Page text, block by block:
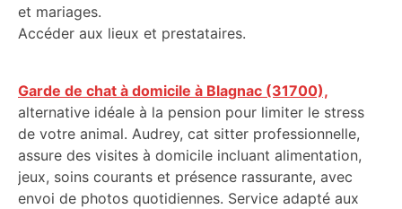
et mariages.
Accéder aux lieux et prestataires.
Garde de chat à domicile à Blagnac (31700),
alternative idéale à la pension pour limiter le stress
de votre animal. Audrey, cat sitter professionnelle,
assure des visites à domicile incluant alimentation,
jeux, soins courants et présence rassurante, avec
envoi de photos quotidiennes. Service adapté aux